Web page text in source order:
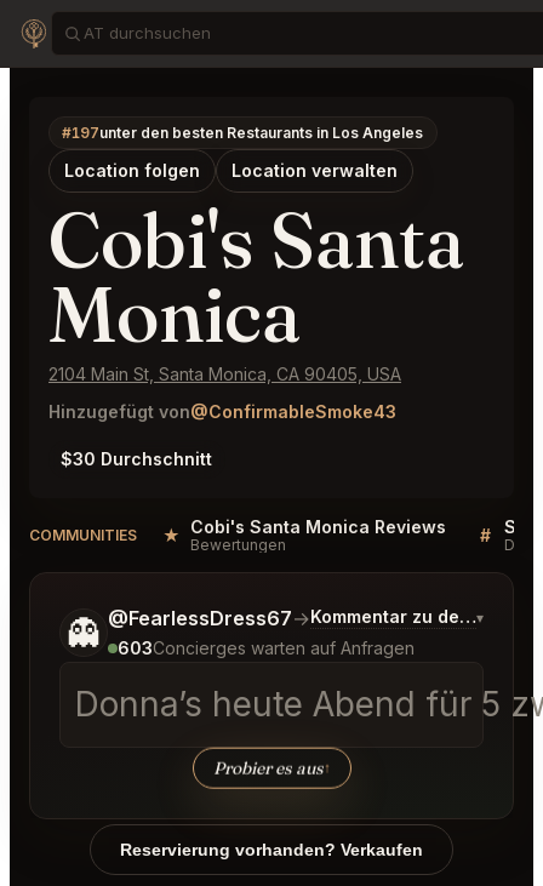
#197unter den besten Restaurants in Los Angeles
Location folgen Location verwalten
Cobi's Santa
Monica
2104 Main St, Santa Monica, CA 90405, USA
Hinzugefügt von@ConfirmableSmoke43
$30 Durchschnitt
COMMUNITIES ★ Cobi's Santa Monica Reviews
Bewertungen #
👻 @FearlessDress67→Kommentar zu den▾
603Concierges warten auf Anfragen
Donna’s heute Abend für 5
Probier es aus↑
Sag mir noch etwas genauer, was du möchtest.
Reservierung vorhanden? Verkaufen